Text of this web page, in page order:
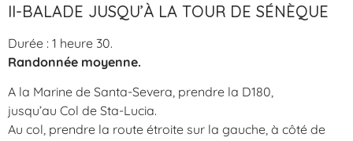
II-BALADE JUSQU’À LA TOUR DE SÉNÈQUE
Durée : 1 heure 30.
Randonnée moyenne.
A la Marine de Santa-Severa, prendre la D180,
jusqu’au Col de Sta-Lucia.
Au col, prendre la route étroite sur la gauche, à côté de